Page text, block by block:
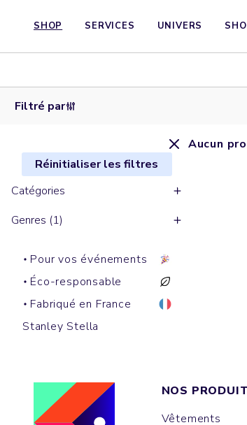
SHOP SERVICES UNIVERS
Filtré par
Réinitialiser les filtres
Catégories
Genres (1)
Pour vos événements
Éco-responsable
Fabriqué en France
Stanley Stella
Aucun
NOS
Vêtements